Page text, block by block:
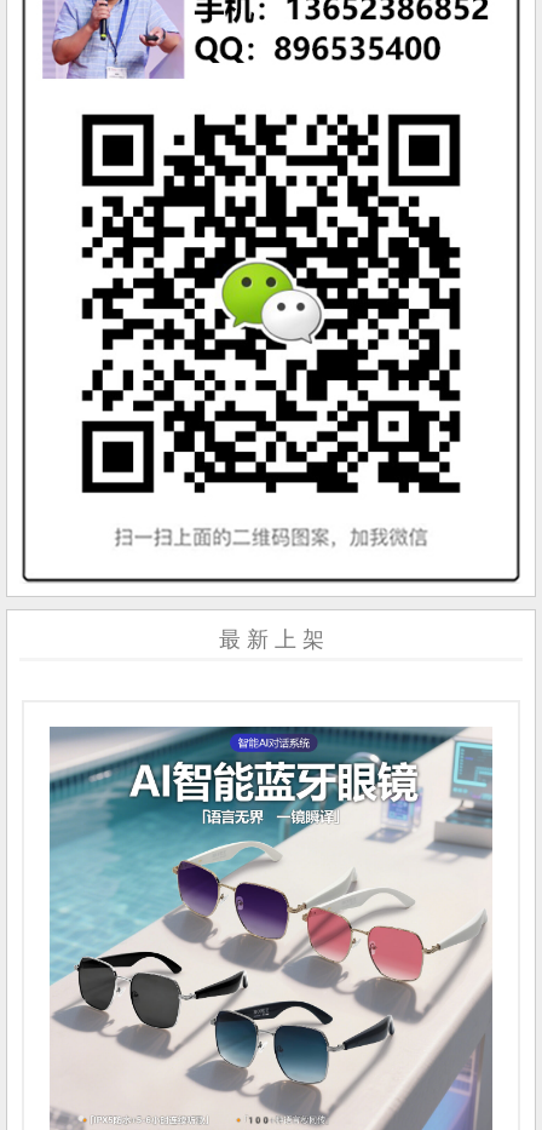
最 新 上 架